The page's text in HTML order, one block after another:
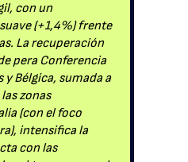
con un
(+1,4%) frente
La recuperación
pera Conferencia
y Bélgica, sumada a
zonas
(con el foco
intensifica la
con las